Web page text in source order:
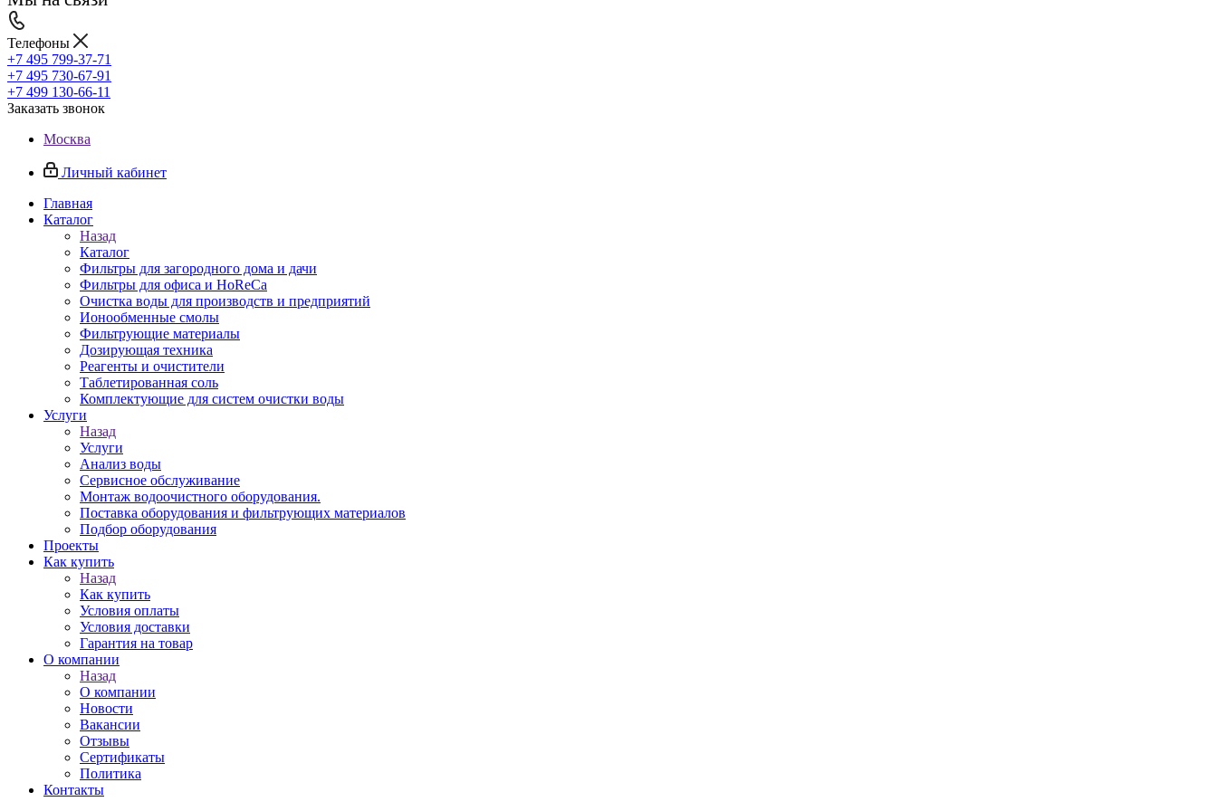
Телефоны
+7 495 799-37-71
+7 495 730-67-91
+7 499 130-66-11
Заказать звонок
Москва
Личный кабинет
Главная
Каталог
Назад
Каталог
Фильтры для загородного дома и дачи
Фильтры для офиса и HoReCa
Очистка воды для производств и предприятий
Ионообменные смолы
Фильтрующие материалы
Дозирующая техника
Реагенты и очистители
Таблетированная соль
Комплектующие для систем очистки воды
Услуги
Назад
Услуги
Анализ воды
Сервисное обслуживание
Монтаж водоочистного оборудования.
Поставка оборудования и фильтрующих материалов
Подбор оборудования
Проекты
Как купить
Назад
Как купить
Условия оплаты
Условия доставки
Гарантия на товар
О компании
Назад
О компании
Новости
Вакансии
Отзывы
Сертификаты
Политика
Контакты